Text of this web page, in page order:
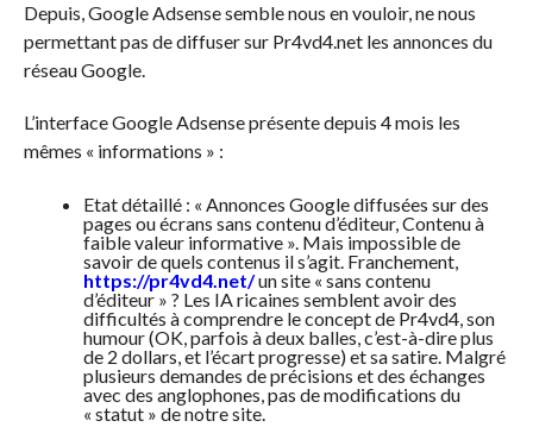
Depuis, Google Adsense semble nous en vouloir, ne nous
permettant pas de diffuser sur Pr4vd4.net les annonces du
réseau Google.
L’interface Google Adsense présente depuis 4 mois les
mêmes « informations » :
Etat détaillé : « Annonces Google diffusées sur des
pages ou écrans sans contenu d’éditeur, Contenu à
faible valeur informative ». Mais impossible de
savoir de quels contenus il s’agit. Franchement,
https://pr4vd4.net/un site « sans contenu
d’éditeur » ? Les IA ricaines semblent avoir des
difficultés à comprendre le concept de Pr4vd4, son
humour (OK, parfois à deux balles, c’est-à-dire plus
de 2 dollars, et l’écart progresse) et sa satire. Malgré
plusieurs demandes de précisions et des échanges
avec des anglophones, pas de modifications du
« statut » de notre site.